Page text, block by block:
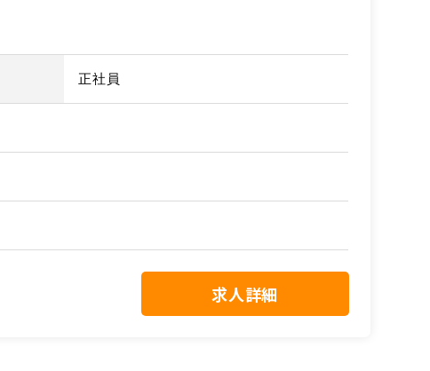
正社員
求人詳細